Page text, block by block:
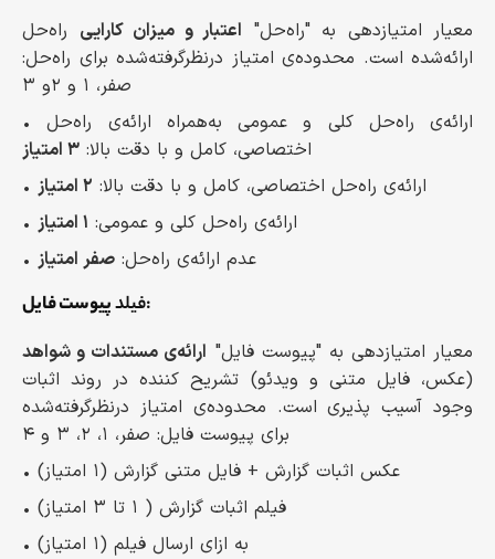
معیار امتیازدهی به "راه‌حل" اعتبار و میزان کارایی راه‌حل
ارائه‌شده است. محدوده‌ی امتیاز درنظرگرفته‌شده برای راه‌حل:
صفر، ۱ و ۲و ۳
• ارائه‌ی راه‌حل کلی و عمومی به‌همراه ارائه‌ی راه‌حل
اختصاصی، کامل و با دقت بالا: ۳ امتیاز
• ارائه‌ی راه‌حل اختصاصی، کامل و با دقت بالا: ۲ امتیاز
• ارائه‌ی راه‌حل کلی و عمومی: ۱ امتیاز
• عدم ارائه‌ی راه‌حل: صفر امتیاز
فیلدپیوست فایل :
معیار امتیازدهی به "پیوست فایل" ارائه‌ی مستندات و شواهد
(عکس، فایل متنی و ویدئو) تشریح کننده در روند اثبات
وجود آسیب پذیری است. محدوده‌ی امتیاز درنظرگرفته‌شده
برای پیوست فایل: صفر، ۱، ۲، ۳ و ۴
• عکس اثبات گزارش + فایل متنی گزارش (۱ امتیاز)
• فیلم اثبات گزارش‌ ( ۱ تا ۳ امتیاز)
• به ازای ارسال فیلم (۱ امتیاز)